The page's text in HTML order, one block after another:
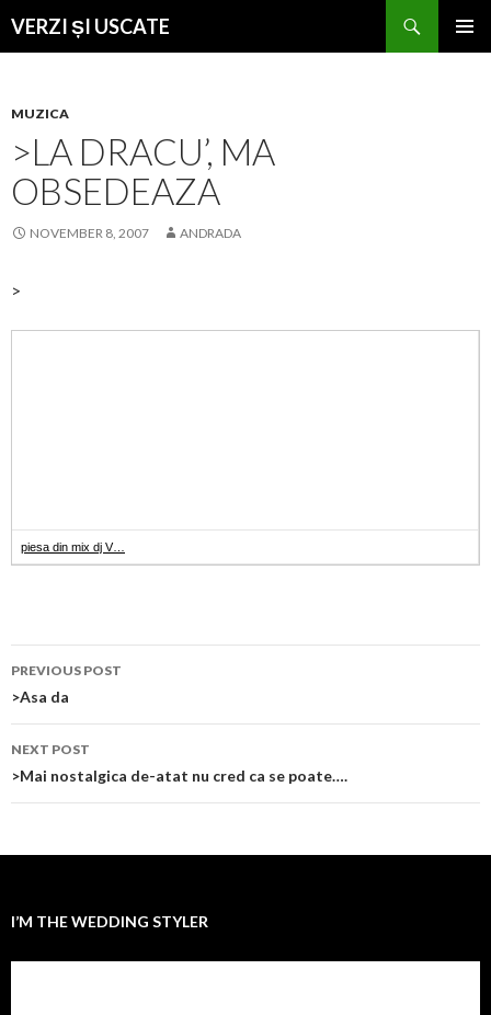
VERZI ȘI USCATE
MUZICA
>LA DRACU’, MA
OBSEDEAZA
NOVEMBER 8, 2007 ANDRADA
>
piesa din mix dj V…
Post
navigation
PREVIOUS POST
>Asa da
NEXT POST
>Mai nostalgica de-atat nu cred ca se poate….
I’M THE WEDDING STYLER